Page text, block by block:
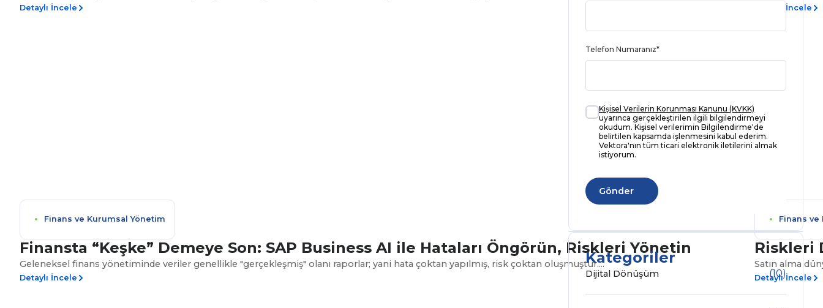
Detaylı İncele Detaylı İncele
Finans ve Kurumsal Yönetim
Finansta “Keşke” Demeye Son: SAP Business AI ile Hataları Öngörün, Riskleri Yönetin
Geleneksel finans yönetiminde veriler genellikle "gerçekleşmiş" olanı raporlar; yani hata çoktan yapılmış, risk çoktan oluşmuştur....
Detaylı İncele
Finans ve
Riskleri
Satın alma
Detaylı İncele
Telefon Numaranız*
Kişisel Verilerin Korunması Kanunu (KVKK)
uyarınca gerçekleştirilen ilgili bilgilendirmeyi
okudum. Kişisel verilerimin Bilgilendirme'de
belirtilen kapsamda işlenmesini kabul ederim.
Vektora'nın tüm ticari elektronik iletilerini almak
istiyorum.
Kategoriler
Dijital Dönüşüm (10)